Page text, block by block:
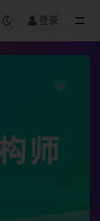
登录